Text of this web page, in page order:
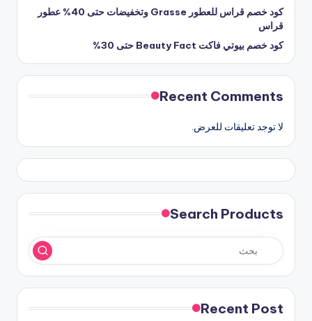
كود خصم قراس للعطور Grasse وتخفيضات حتى 40% عطور
قراس
كود خصم بيوتي فاكت Beauty Fact حتى 30%
Recent Comments
لا توجد تعليقات للعرض.
Search Products
Recent Post